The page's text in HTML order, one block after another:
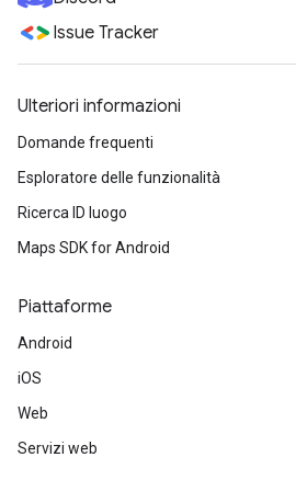
Issue Tracker
Ulteriori informazioni
Domande frequenti
Esploratore delle funzionalità
Ricerca ID luogo
Maps SDK for Android
Piattaforme
Android
iOS
Web
Servizi web